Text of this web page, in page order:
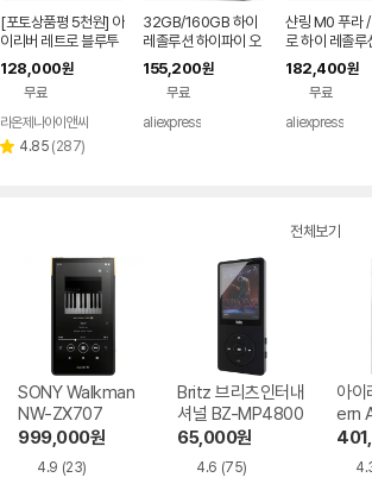
[포토상품평 5천원] 아
이리버 레트로 블루투
스 MP3플레이어 iFP-
10 프리즘 MP3 64G
B 컬러LCD 블루투스
인아웃 FLAC FM라디
오 소형 음성녹음
128,000원
무료
라온제나아이앤씨
별 4.85 리
(287)
32GB/160GB 하이
레졸루션 하이파이 오
디오 플레이어, 블루투
스 및 WiFi, 4.4mm
밸런스드, ESS 듀얼 D
AC, DSD512 지원
155,200원
무료
aliexpress
샨링 M0 푸라
로 하이 레졸루
오 HIFI 블루투
용 음악 MP3
어 USB DAC
S43131
PCM384
182,400원
무료
aliexpress
전체보기
SONY Walkman
NW-ZX707
999,000원
4.9 (23)
Britz 브리츠인터내
셔널 BZ-MP4800
65,000원
4.6 (75)
아
ern